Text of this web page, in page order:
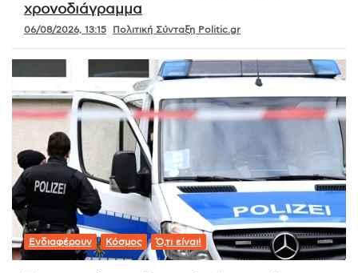
χρονοδιάγραμμα
06/08/2026, 13:15 Πολιτική Σύνταξη Politic.gr
Ενδιαφέρουν Κόσμος Ό,τι είναι!